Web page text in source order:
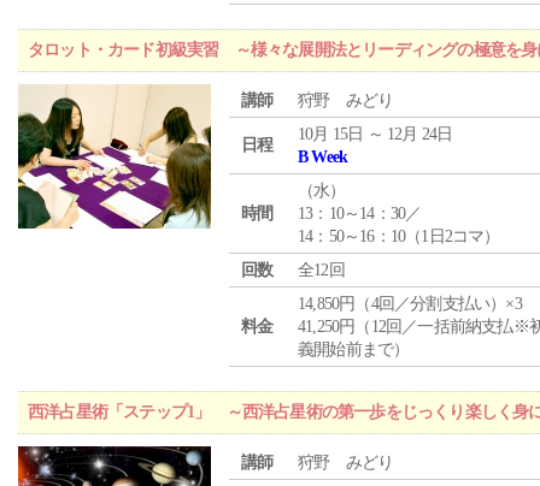
タロット・カード初級実習 ～様々な展開法とリーディングの極意を身
講師 狩野 みどり
日程
10月 15日 ～ 12月 24日
B Week
時間
（水）
13：10～14：30／
14：50～16：10（1日2コマ）
回数
全12回
料金
14,850円（4回／分割支払い）×3
41,250円（12回／一括前納支払※
義開始前まで）
西洋占星術「ステップ1」 ～西洋占星術の第一歩をじっくり楽しく身
講師
狩野 みどり